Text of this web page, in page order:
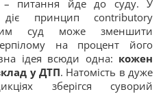
– питання йде до суду. У
діє принцип contributory
суд може зменшити
на процент його
ідея всюди одна: кожен
у ДТП. Натомість в дуже
зберігся суворий